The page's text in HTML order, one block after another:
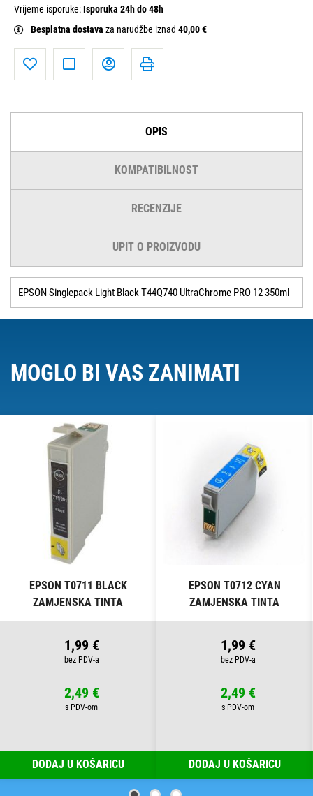
Vrijeme isporuke:Isporuka 24h do 48h
Besplatna dostava za narudžbe iznad 40,00 €
OPIS
KOMPATIBILNOST
RECENZIJE
UPIT O PROIZVODU
EPSON Singlepack Light Black T44Q740 UltraChrome PRO 12 350ml
MOGLO BI VAS ZANIMATI
EPSON T0711 BLACK
ZAMJENSKA TINTA
1,99 €
2,49 €
DODAJ U KOŠARICU
EPSON T0712 CYAN
ZAMJENSKA TINTA
1,99 €
2,49 €
DODAJ U KOŠARICU